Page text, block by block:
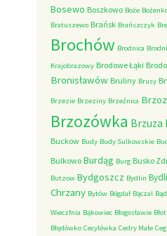
Bosewo Boszkowo Boże
Bratuszewo Brańsk Brańszczyk
Brochów Brodnica
Krajobrazowy Brodowe Łąki
Bronisławów Bruliny Brusy
Brzezie Brzeziny Brzeźnica
Brzozówka Brzuza
Buckow Budy Budy Sulkowskie
Bulkowo Burdąg Burg Busko
Butzow Bydgoszcz Bydlin
Chrzany Bytów Bógdał Bączal
Wieczfnia Bąkowiec Błogosławie
Błędówko Cecylówka Cedry Małe